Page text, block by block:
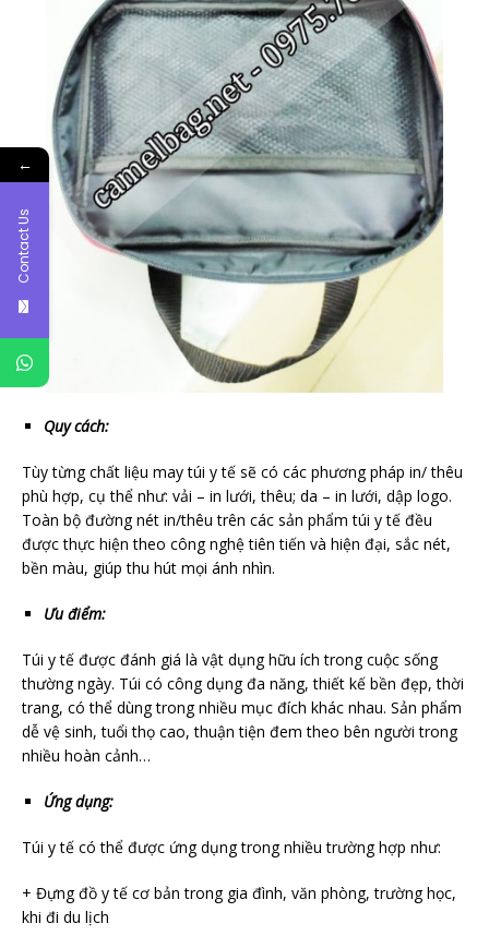
Quy cách:
Tùy từng chất liệu may túi y tế sẽ có các phương pháp in/ thêu
phù hợp, cụ thể như: vải – in lưới, thêu; da – in lưới, dập logo.
Toàn bộ đường nét in/thêu trên các sản phẩm túi y tế đều
được thực hiện theo công nghệ tiên tiến và hiện đại, sắc nét,
bền màu, giúp thu hút mọi ánh nhìn.
Ưu điểm:
Túi y tế được đánh giá là vật dụng hữu ích trong cuộc sống
thường ngày. Túi có công dụng đa năng, thiết kế bền đẹp, thời
trang, có thể dùng trong nhiều mục đích khác nhau. Sản phẩm
dễ vệ sinh, tuổi thọ cao, thuận tiện đem theo bên người trong
nhiều hoàn cảnh…
Ứng dụng:
Túi y tế có thể được ứng dụng trong nhiều trường hợp như:
+ Đựng đồ y tế cơ bản trong gia đình, văn phòng, trường học,
khi đi du lịch
←
Contact Us